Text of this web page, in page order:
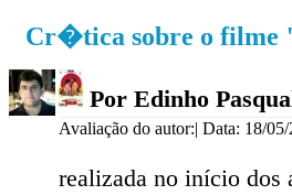
Cr�tica sobre o filme
Por Edinho
Avaliação do autor:| Data: 18/
realizada no início dos